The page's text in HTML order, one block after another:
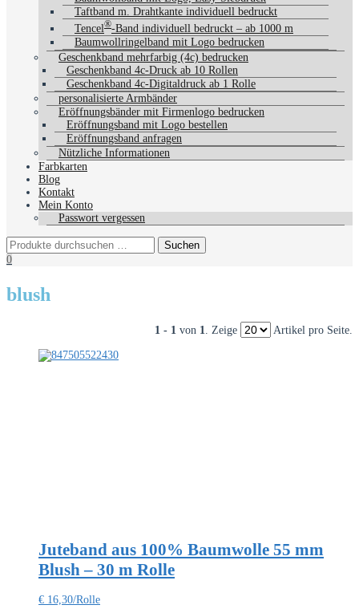
Taftband m. Drahtkante individuell bedruckt
Tencel®-Band individuell bedruckt – ab 1000 m
Baumwollringelband mit Logo bedrucken
Geschenkband mehrfarbig (4c) bedrucken
Geschenkband 4c-Druck ab 10 Rollen
Geschenkband 4c-Digitaldruck ab 1 Rolle
personalisierte Armbänder
Eröffnungsbänder mit Firmenlogo bedrucken
Eröffnungsband mit Logo bestellen
Eröffnungsband anfragen
Nützliche Informationen
Farbkarten
Blog
Kontakt
Mein Konto
Passwort vergessen
0
blush
1 - 1 von 1. Zeige Artikel pro Seite.
Juteband aus 100% Baumwolle 55 mm
Blush – 30 m Rolle
€ 16,30/Rolle